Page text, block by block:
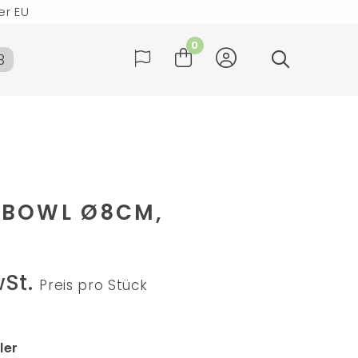
EU
0
Ø8CM,
Preis pro Stück